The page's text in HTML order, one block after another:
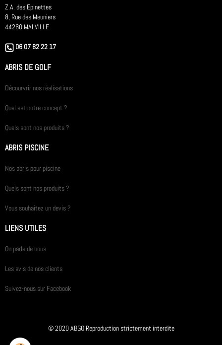
Z.A. des Epinettes
8, Rue des Meuniers
44260 MALVILLE
06 07 82 22 17
ABRIS DE GOLF
Décourvrir nos réalisations
Quel est notre concept ?
Quels sont nos produits ?
ABRIS PISCINE
Nos abris pour piscine
Quels sont nos produits ?
Vous souhaitez un devis ?
LIENS UTILES
On parle de nous
Les avis de nos clients
Suivez-nous sur Facebook
© 2020 ABGO Reproduction strictement interdite